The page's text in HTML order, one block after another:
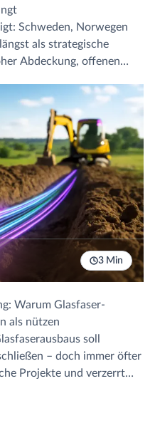
Schweden, Norwegen
als strategische
Abdeckung, offenen
Deutschland
Aktivierungsquoten
Essay zeigt, welche
kulturellen Faktoren die
welche Schritte
den Rückstand
3 Min
Warum Glasfaser-
als nützen
soll
– doch immer öfter
Projekte und verzerrt
helfen, wo der Ausbau